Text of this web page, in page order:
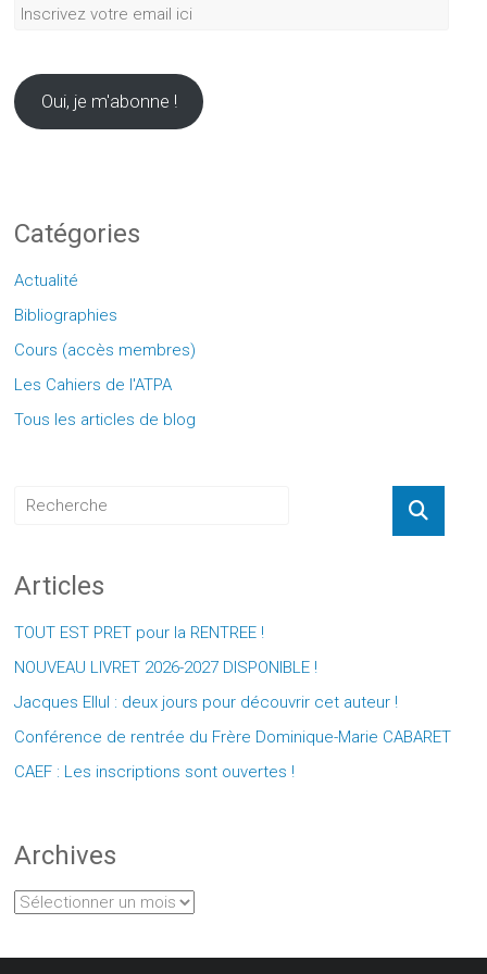
Inscrivez
ici
Oui, je m'abonne !
Catégories
Actualité
Bibliographies
Cours (accès membres)
Les Cahiers de l'ATPA
Tous les articles de blog
Articles
TOUT EST PRET pour la RENTREE !
NOUVEAU LIVRET 2026-2027 DISPONIBLE !
Jacques Ellul : deux jours pour découvrir cet auteur !
Conférence de rentrée du Frère Dominique-Marie CABARET
CAEF : Les inscriptions sont ouvertes !
Archives
Archives